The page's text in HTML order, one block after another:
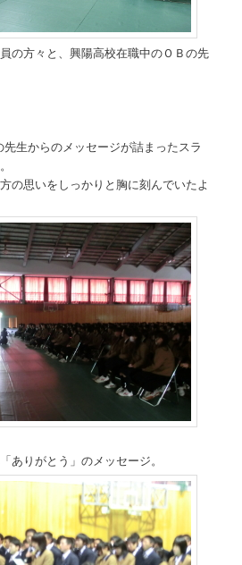
の方々と、興陽高校在職中のＯＢの先
生からのメッセージが詰まったスラ
の思いをしっかりと胸に刻んでいたよ
ありがとう」のメッセージ。